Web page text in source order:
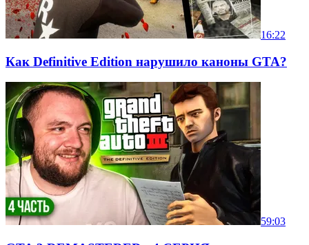
16:22
Как Definitive Edition нарушило каноны GTA?
59:03